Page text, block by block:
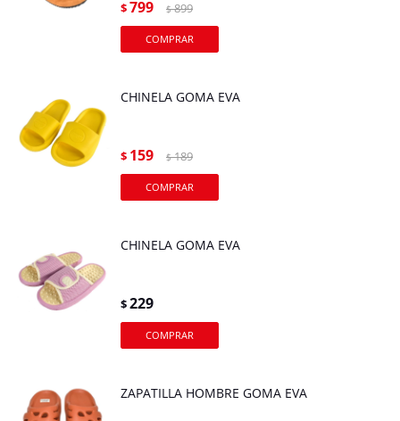
$799 $ 899
CHINELA GOMA EVA
$ 159 $ 189
CHINELA GOMA EVA
$229
ZAPATILLA HOMBRE GOMA EVA